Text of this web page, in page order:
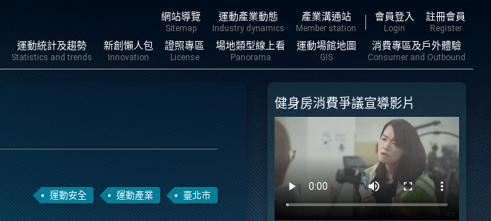
跳到主要內容
網站導覽
Sitemap
運動產業動態
Industry dynamics
產業溝通站
Member station
會員登入
Login
註冊會員
Register
運動統計及趨勢
Statistics and trends
新創懶人包
Innovation
證照專區
License
場地類型線上看
Panorama
運動場館地圖
GIS
消費專區及戶外體驗
Consumer and Outbound
運動安全 運動產業 臺北市
健身房消費爭議宣導影片